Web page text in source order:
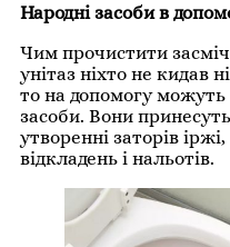
Народні засоби в
Чим прочистити
унітаз ніхто не кидав
то на допомогу
засоби. Вони
утворенні заторів
відкладень і нальотів.